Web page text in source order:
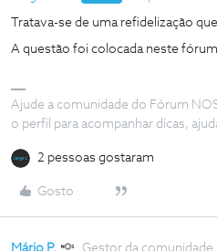
Tratava-se de uma refidelização
A questão foi colocada neste
Ajude a comunidade do Fórum
o perfil para acompanhar dicas,
2 pessoas gostaram
Gosto
Mário P. Gestor da comunidade